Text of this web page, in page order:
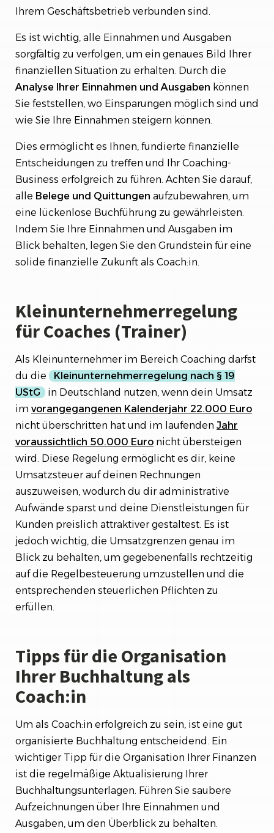
Ihrem Geschäftsbetrieb verbunden sind.
Es ist wichtig, alle Einnahmen und Ausgaben
sorgfältig zu verfolgen, um ein genaues Bild Ihrer
finanziellen Situation zu erhalten. Durch die
Analyse Ihrer Einnahmen und Ausgaben können
Sie feststellen, wo Einsparungen möglich sind und
wie Sie Ihre Einnahmen steigern können.
Dies ermöglicht es Ihnen, fundierte finanzielle
Entscheidungen zu treffen und Ihr Coaching-
Business erfolgreich zu führen. Achten Sie darauf,
alle Belege und Quittungen aufzubewahren, um
eine lückenlose Buchführung zu gewährleisten.
Indem Sie Ihre Einnahmen und Ausgaben im
Blick behalten, legen Sie den Grundstein für eine
solide finanzielle Zukunft als Coach:in.
Kleinunternehmerregelung
für Coaches (Trainer)
Als Kleinunternehmer im Bereich Coaching darfst
du die
Kleinunternehmerregelung nach § 19
UStG
in Deutschland nutzen, wenn dein Umsatz
im vorangegangenen Kalenderjahr 22.000 Euro
nicht überschritten hat und im laufenden Jahr
voraussichtlich 50.000 Euro nicht übersteigen
wird. Diese Regelung ermöglicht es dir, keine
Umsatzsteuer auf deinen Rechnungen
auszuweisen, wodurch du dir administrative
Aufwände sparst und deine Dienstleistungen für
Kunden preislich attraktiver gestaltest. Es ist
jedoch wichtig, die Umsatzgrenzen genau im
Blick zu behalten, um gegebenenfalls rechtzeitig
auf die Regelbesteuerung umzustellen und die
entsprechenden steuerlichen Pflichten zu
erfüllen.
Tipps für die Organisation
Ihrer Buchhaltung als
Coach:in
Um als Coach:in erfolgreich zu sein, ist eine gut
organisierte Buchhaltung entscheidend. Ein
wichtiger Tipp für die Organisation Ihrer Finanzen
ist die regelmäßige Aktualisierung Ihrer
Buchhaltungsunterlagen. Führen Sie saubere
Aufzeichnungen über Ihre Einnahmen und
Ausgaben, um den Überblick zu behalten.